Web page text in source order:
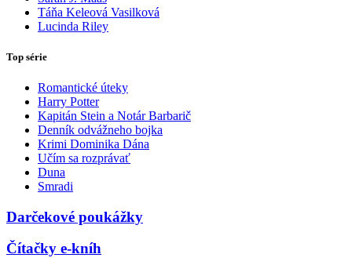
Táňa Keleová Vasilková
Lucinda Riley
Top série
Romantické úteky
Harry Potter
Kapitán Stein a Notár Barbarič
Denník odvážneho bojka
Krimi Dominika Dána
Učím sa rozprávať
Duna
Smradi
Darčekové poukážky
Čítačky e-kníh